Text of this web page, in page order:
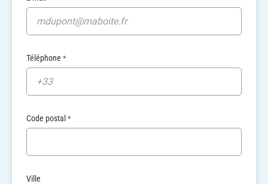
Téléphone *
Code postal *
Ville